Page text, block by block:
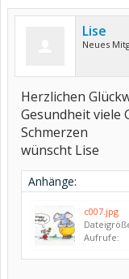
Lise
Neues
Herzlichen
Gesundheit viele
Schmerzen
wünscht Lise
Anhänge:
c007.jpg
Aufrufe: